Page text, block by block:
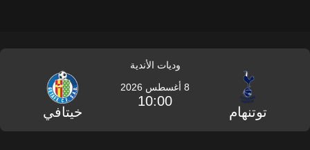
وديات الأندية
توتنهام
8 أغسطس 2026
10:00
خيتافي